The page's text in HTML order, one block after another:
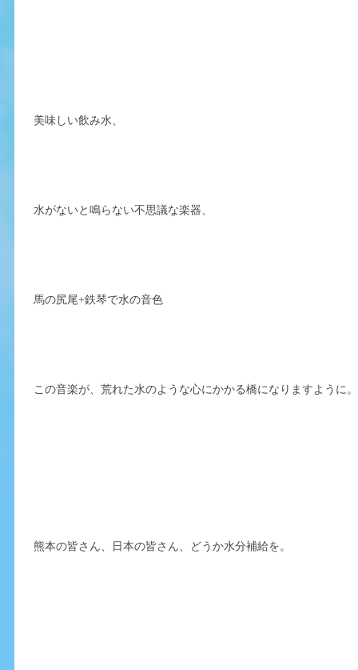
美味しい飲み水、
水がないと鳴らない不思議な楽器、
馬の尻尾+鉄琴で水の音色
この音楽が、荒れた水のような心にかかる橋になりますように。
熊本の皆さん、日本の皆さん、どうか水分補給を。